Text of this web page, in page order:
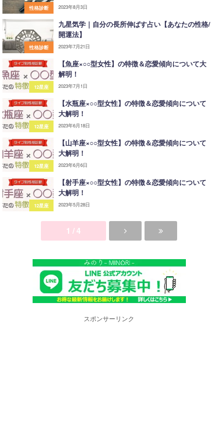
性格診断 2023年8月3日
性格診断
九星気学｜自分の長所伸ばす占い【あなたの性格/
開運法】
2023年7月21日
12星座
【魚座×○○型女性】の特徴＆恋愛傾向について大
解明！
2023年7月1日
12星座
【水瓶座×○○型女性】の特徴＆恋愛傾向について
大解明！
2023年6月18日
12星座
【山羊座×○○型女性】の特徴＆恋愛傾向について
大解明！
2023年6月6日
12星座
【射手座×○○型女性】の特徴＆恋愛傾向について
大解明！
2023年5月28日
1 / 4
スポンサーリンク